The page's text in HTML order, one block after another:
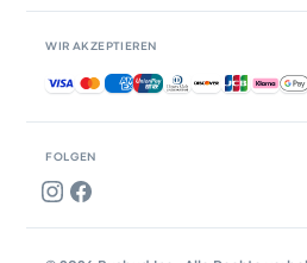
FOLGEN
WIR AKZEPTIEREN
Akzeptierte Zahlungsmethoden